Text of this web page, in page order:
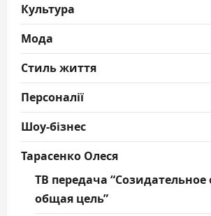
Культура
Мода
Стиль життя
Персоналії
Шоу-бізнес
Тарасенко Олеся
ТВ передача “Созидательное
общая цель”